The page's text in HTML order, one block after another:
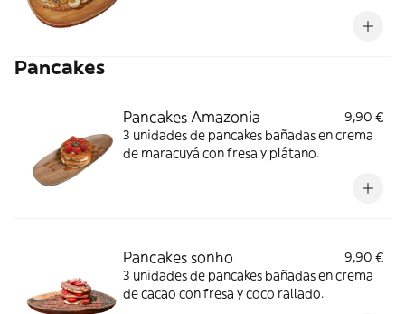
Pancakes
Pancakes Amazonia
9,90 €
3 unidades de pancakes bañadas en crema
de maracuyá con fresa y plátano.
Pancakes sonho
9,90 €
3 unidades de pancakes bañadas en crema
de cacao con fresa y coco rallado.